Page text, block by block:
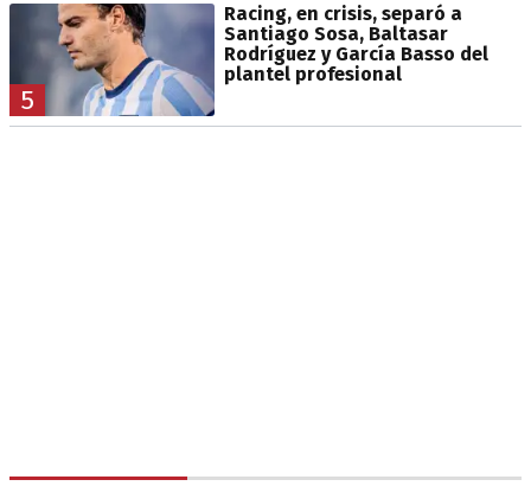
5
Racing, en crisis, separó a
Santiago Sosa, Baltasar
Rodríguez y García Basso del
plantel profesional